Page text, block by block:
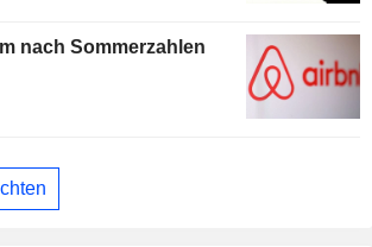
nach Sommerzahlen